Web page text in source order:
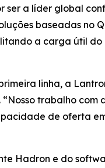
ser a líder global
baseadas
a carga útil
linha, a
trabalho
de oferta
Hadron e do